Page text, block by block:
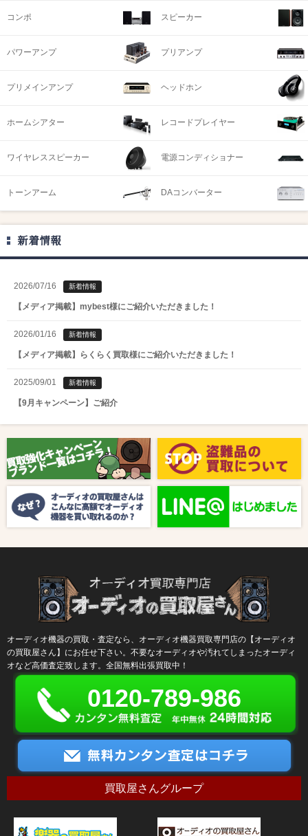
コンポ スピーカー
パワーアンプ プリアンプ
プリメインアンプ ヘッドホン
ホームシアター レコードプレイヤー
ワイヤレススピーカー 電源コンディショナー
トーンアーム DAコンバーター
新着情報
2026/07/16 新着情報
【メディア掲載】mybest様にご紹介いただきました！
2026/01/16 新着情報
【メディア掲載】らくらく買取様にご紹介いただきました！
2025/09/01 新着情報
【9月キャンペーン】ご紹介
【8月キャンペーン】ご紹介
2024/10/04 新着情報
【ラジオ番組放送のお知らせ】
オーディオ機器の買取・査定なら、オーディオ機器買取専門店の【オーディオ
の買取屋さん】にお任せ下さい。不要なオーディオや汚れてしまったオーディ
オなど高価査定致します。全国無料出張買取中！
0120-789-986
買取屋さんグループ